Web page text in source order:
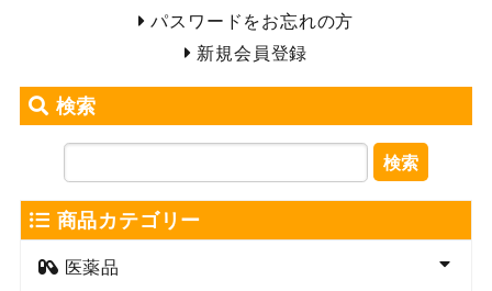
パスワードをお忘れの方
新規会員登録
検索
検索
商品カテゴリー
医薬品